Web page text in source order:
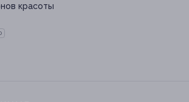
красоты